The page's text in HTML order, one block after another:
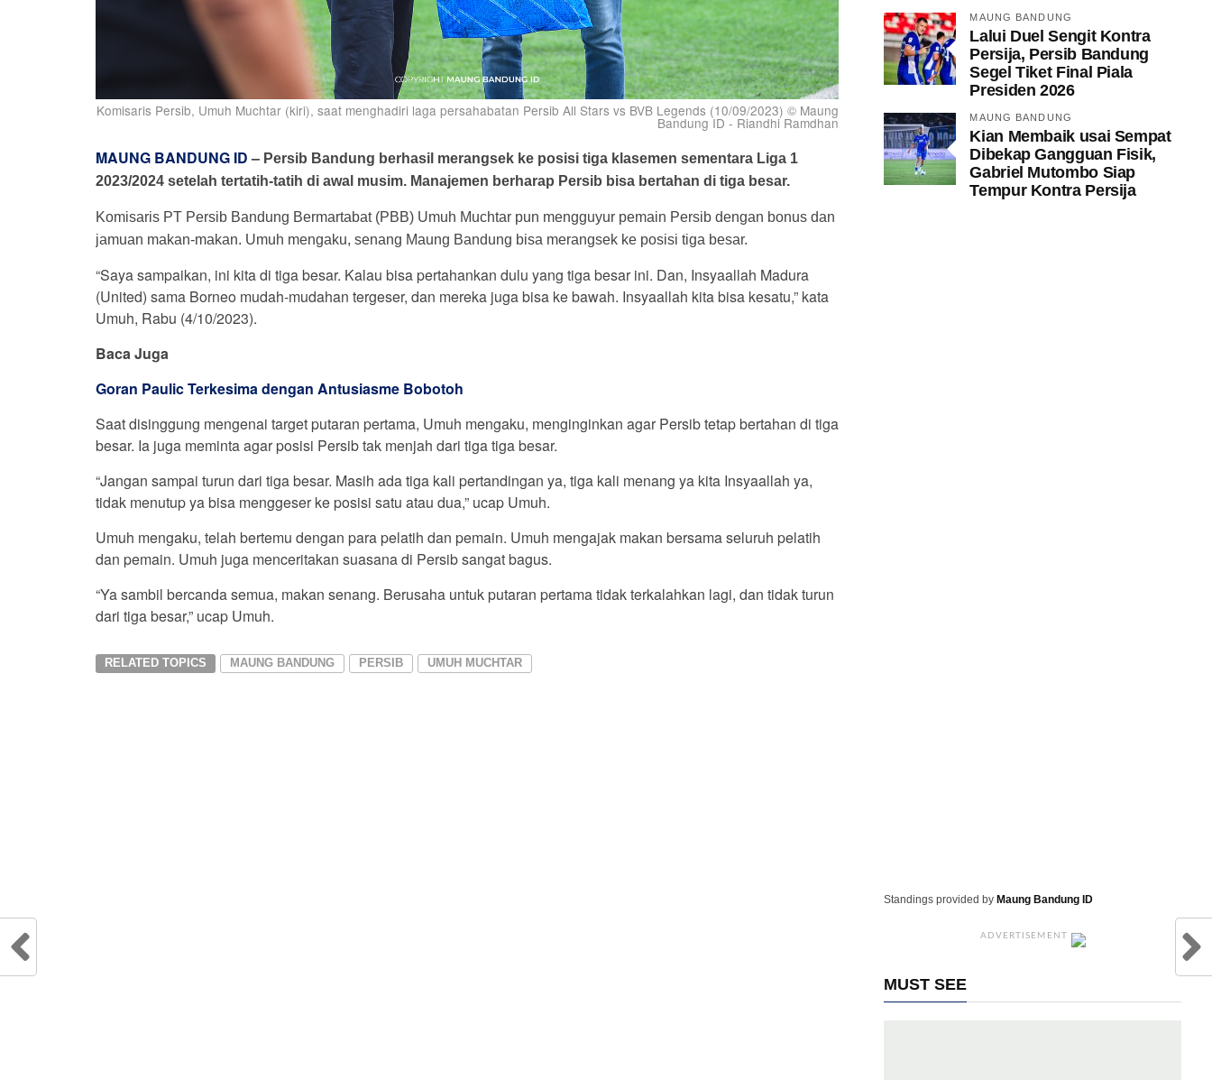
Komisaris Persib, Umuh Muchtar (kiri), saat menghadiri laga persahabatan Persib All Stars vs BVB Legends (10/09/2023) © Maung
Bandung ID - Riandhi Ramdhan
MAUNG BANDUNG ID– Persib Bandung berhasil merangsek ke posisi tiga klasemen sementara Liga 1
2023/2024 setelah tertatih-tatih di awal musim. Manajemen berharap Persib bisa bertahan di tiga besar.
Komisaris PT Persib Bandung Bermartabat (PBB) Umuh Muchtar pun mengguyur pemain Persib dengan bonus dan
jamuan makan-makan. Umuh mengaku, senang Maung Bandung bisa merangsek ke posisi tiga besar.
“Saya sampaikan, ini kita di tiga besar. Kalau bisa pertahankan dulu yang tiga besar ini. Dan, Insyaallah Madura
(United) sama Borneo mudah-mudahan tergeser, dan mereka juga bisa ke bawah. Insyaallah kita bisa kesatu,” kata
Umuh, Rabu (4/10/2023).
Baca Juga
Goran Paulic Terkesima dengan Antusiasme Bobotoh
Saat disinggung mengenai target putaran pertama, Umuh mengaku, menginginkan agar Persib tetap bertahan di tiga
besar. Ia juga meminta agar posisi Persib tak menjah dari tiga tiga besar.
“Jangan sampai turun dari tiga besar. Masih ada tiga kali pertandingan ya, tiga kali menang ya kita Insyaallah ya,
tidak menutup ya bisa menggeser ke posisi satu atau dua,” ucap Umuh.
Umuh mengaku, telah bertemu dengan para pelatih dan pemain. Umuh mengajak makan bersama seluruh pelatih
dan pemain. Umuh juga menceritakan suasana di Persib sangat bagus.
“Ya sambil bercanda semua, makan senang. Berusaha untuk putaran pertama tidak terkalahkan lagi, dan tidak turun
dari tiga besar,” ucap Umuh.
RELATED TOPICS MAUNG BANDUNG PERSIB UMUH MUCHTAR
MAUNG BANDUNG
Lalui Duel Sengit Kontra
Persija, Persib Bandung
Segel Tiket Final Piala
Presiden 2026
MAUNG BANDUNG
Kian Membaik usai Sempat
Dibekap Gangguan Fisik,
Gabriel Mutombo Siap
Tempur Kontra Persija
Standings provided by Maung Bandung ID
ADVERTISEMENT
MUST SEE